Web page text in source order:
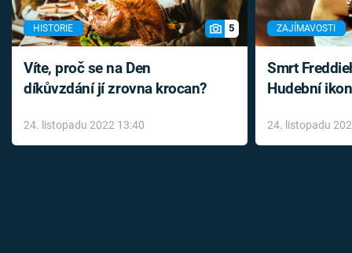
HISTORIE 5
Víte, proč se na Den
díkůvzdání jí zrovna krocan?
24. listopadu 2022 13:40
ZAJÍMAVOSTI
Smrt
Hudební
léky
24. listopadu